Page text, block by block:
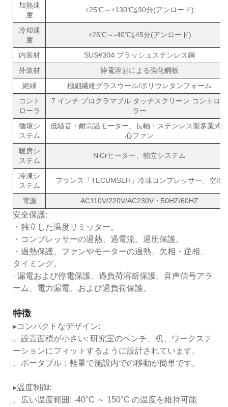
加熱速
度
+25℃～+130℃≦30分(アンロード)
冷却速
度
+25℃～-40℃≦45分(アンロード)
内装材
SUS#304 ブラッシュステンレス鋼
外装材
静電溶射による強化鋼板
絶縁
極細繊維グラスウール/ポリウレタンフォーム
コント
ローラ
7 インチ プログラマブル タッチスクリーン コントロー
ラー
循環シ
ステム
低騒音・耐高温モーター、長軸・ステンレス製多葉式遠
心ファン
暖房シ
ステム
NiCrヒーター、独立システム
冷凍シ
ステム
フランス「TECUMSEH」冷凍コンプレッサー、空冷
電源 AC110V/220V/AC230V・50HZ/60HZ
安全保護:
・独立した温度リミッター。
・コンプレッサーの過熱、過電流、過圧保護。
・過熱保護、ファンやモーターの過熱、欠相・逆相、
タイミング。
· 漏電および停電保護、過負荷溶断保護、音声信号アラ
ーム、電力漏電、および過負荷保護。
特徴
▸コンパクトなデザイン:
。設置面積が小さい: 研究室のベンチ、机、ワークステ
ーションにフィットするように設計されています。
。ポータブル：軽量で施設内での移動が簡単です。
▸温度制御:
。広い温度範囲: -40°C ～ 150°C の温度を維持可能